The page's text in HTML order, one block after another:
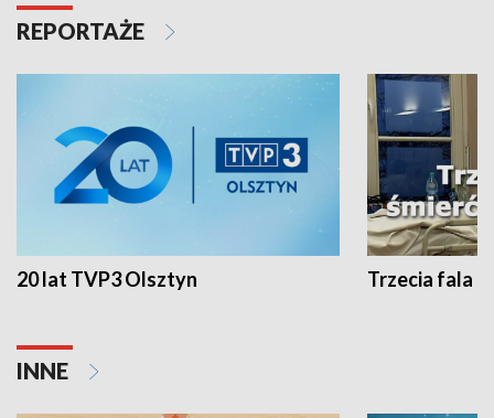
REPORTAŻE
20 lat TVP3 Olsztyn Trzecia fala -
INNE